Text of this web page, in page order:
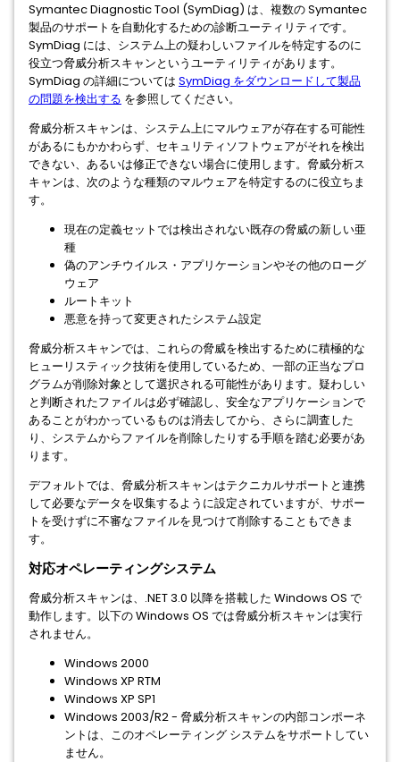
Symantec Diagnostic Tool (SymDiag) は、複数の Symantec
製品のサポートを自動化するための診断ユーティリティです。
SymDiag には、システム上の疑わしいファイルを特定するのに
役立つ脅威分析スキャンというユーティリティがあります。
SymDiag の詳細については SymDiag をダウンロードして製品
の問題を検出する を参照してください。
脅威分析スキャンは、システム上にマルウェアが存在する可能性
があるにもかかわらず、セキュリティソフトウェアがそれを検出
できない、あるいは修正できない場合に使用します。脅威分析ス
キャンは、次のような種類のマルウェアを特定するのに役立ちま
す。
現在の定義セットでは検出されない既存の脅威の新しい亜
種
偽のアンチウイルス・アプリケーションやその他のローグ
ウェア
ルートキット
悪意を持って変更されたシステム設定
脅威分析スキャンでは、これらの脅威を検出するために積極的な
ヒューリスティック技術を使用しているため、一部の正当なプロ
グラムが削除対象として選択される可能性があります。疑わしい
と判断されたファイルは必ず確認し、安全なアプリケーションで
あることがわかっているものは消去してから、さらに調査した
り、システムからファイルを削除したりする手順を踏む必要があ
ります。
デフォルトでは、脅威分析スキャンはテクニカルサポートと連携
して必要なデータを収集するように設定されていますが、サポー
トを受けずに不審なファイルを見つけて削除することもできま
す。
対応オペレーティングシステム
脅威分析スキャンは、.NET 3.0 以降を搭載した Windows OS で
動作します。以下の Windows OS では脅威分析スキャンは実行
されません。
Windows 2000
Windows XP RTM
Windows XP SP1
Windows 2003/R2 - 脅威分析スキャンの内部コンポーネ
ントは、このオペレーティング システムをサポートしてい
ません。